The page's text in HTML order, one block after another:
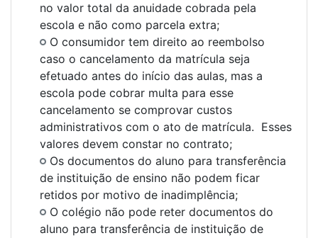
no valor total da anuidade cobrada pela
escola e não como parcela extra;
O consumidor tem direito ao reembolso
caso o cancelamento da matrícula seja
efetuado antes do início das aulas, mas a
escola pode cobrar multa para esse
cancelamento se comprovar custos
administrativos com o ato de matrícula. Esses
valores devem constar no contrato;
Os documentos do aluno para transferência
de instituição de ensino não podem ficar
retidos por motivo de inadimplência;
O colégio não pode reter documentos do
aluno para transferência de instituição de